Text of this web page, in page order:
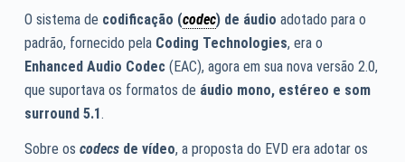
O sistema de codificação (codec) de áudio adotado para o
padrão, fornecido pela Coding Technologies, era o
Enhanced Audio Codec(EAC), agora em sua nova versão 2.0,
que suportava os formatos de áudio mono, estéreo e som
surround 5.1.
Sobre os codecsde vídeo, a proposta do EVD era adotar os